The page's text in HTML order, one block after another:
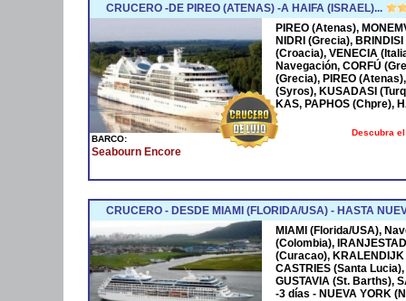
CRUCERO -DE PIREO (ATENAS) -A HAIFA (ISRAEL)...
BARCO:
Seabourn Encore
PIREO (Atenas),
NIDRI (Grecia),
(Croacia), VENECIA
Navegación, CORFÚ
(Grecia), PIREO
(Syros), KUSADASI
KAS, PAPHOS (Chpre),
Descubra
CRUCERO - DESDE MIAMI (FLORIDA/USA) - HASTA
MIAMI (Florida/USA),
(Colombia),
(Curacao), KRALENDIJK
CASTRIES (Santa
GUSTAVIA (St. Barths),
-3 días - NUEVA YORK